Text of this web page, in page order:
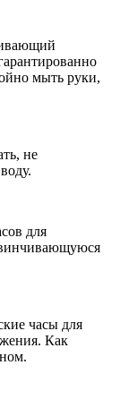
мыть руки,
не
для
часы для
Как